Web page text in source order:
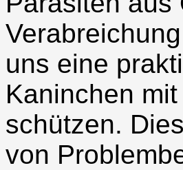
uns eine
Kaninchen
schützen.
von